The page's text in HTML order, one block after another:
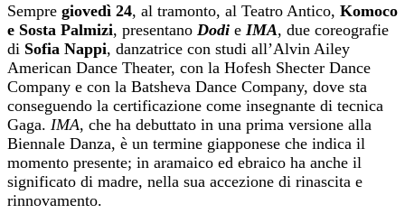
Sempre giovedì 24, al tramonto, al Teatro Antico, Komoco
e Sosta Palmizi, presentano Dodi e IMA, due coreografie
di Sofia Nappi, danzatrice con studi all’Alvin Ailey
American Dance Theater, con la Hofesh Shecter Dance
Company e con la Batsheva Dance Company, dove sta
conseguendo la certificazione come insegnante di tecnica
Gaga. IMA, che ha debuttato in una prima versione alla
Biennale Danza, è un termine giapponese che indica il
momento presente; in aramaico ed ebraico ha anche il
significato di madre, nella sua accezione di rinascita e
rinnovamento.